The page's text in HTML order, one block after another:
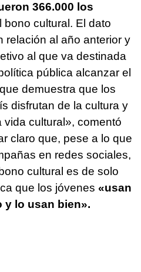
366.000 los
bono cultural. El dato
relación al año anterior y
al que va destinada
pública alcanzar el
demuestra que los
disfrutan de la cultura y
cultural», comentó
claro que, pese a lo que
en redes sociales,
cultural es de solo
que los jóvenes «usan
y lo usan bien».